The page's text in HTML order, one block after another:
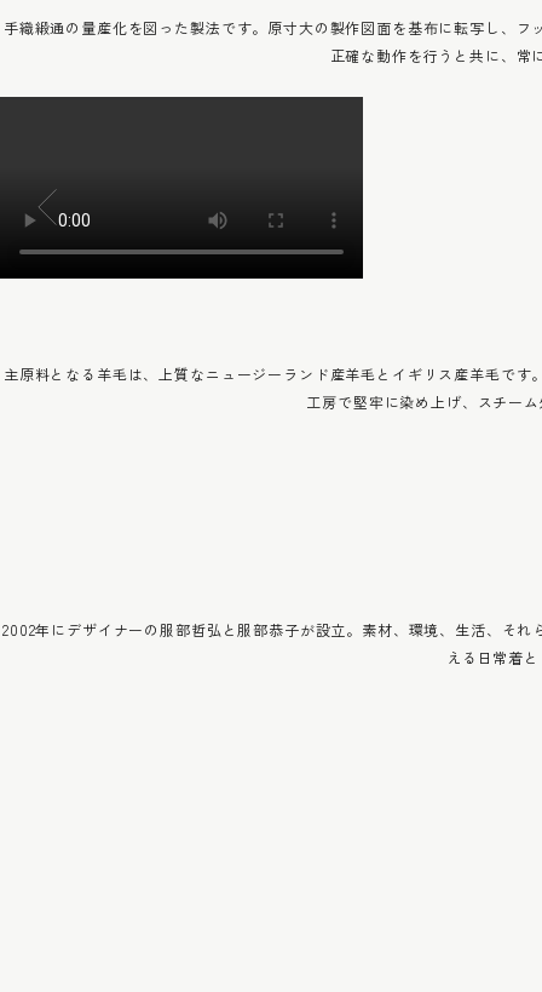
手織緞通の量産化を図った製法です。原寸大の製作図面を基布に転写し、
正確な動作を行うと共に、常
主原料となる羊毛は、上質なニュージーランド産羊毛とイギリス産羊毛で
工房で堅牢に染め上げ、スチー
2002年にデザイナーの服部哲弘と服部恭子が設立。素材、環境、生活、そ
える日常着